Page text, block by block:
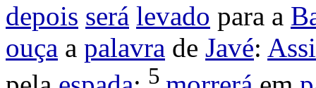
depois será levado para a
ouça a palavra de Javé:
5